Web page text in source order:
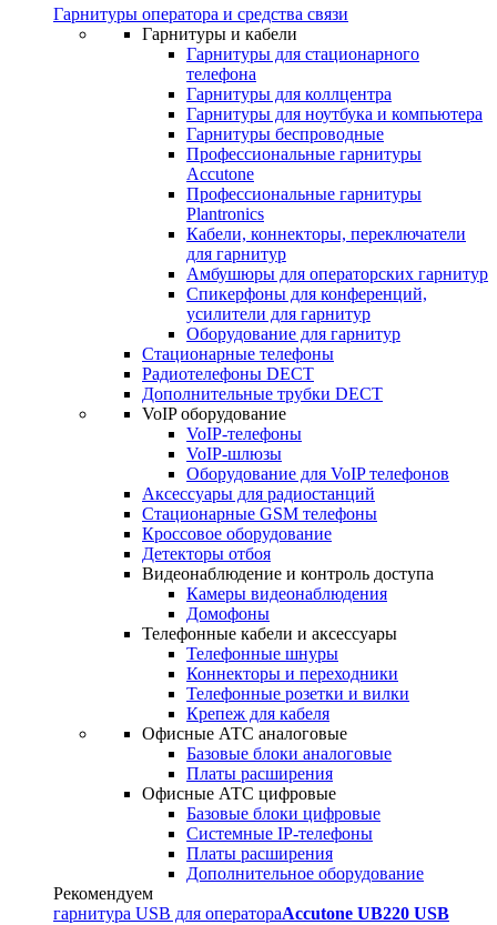
Гарнитуры оператора и средства связи
Гарнитуры и кабели
Гарнитуры для стационарного
телефона
Гарнитуры для коллцентра
Гарнитуры для ноутбука и компьютера
Гарнитуры беспроводные
Профессиональные гарнитуры
Accutone
Профессиональные гарнитуры
Plantronics
Кабели, коннекторы, переключатели
для гарнитур
Амбушюры для операторских гарнитур
Cпикерфоны для конференций,
усилители для гарнитур
Оборудование для гарнитур
Стационарные телефоны
Радиотелефоны DECT
Дополнительные трубки DECT
VoIP оборудование
VoIP-телефоны
VoIP-шлюзы
Оборудование для VoIP телефонов
Аксессуары для радиостанций
Стационарные GSM телефоны
Кроссовое оборудование
Детекторы отбоя
Видеонаблюдение и контроль доступа
Камеры видеонаблюдения
Домофоны
Телефонные кабели и аксессуары
Телефонные шнуры
Коннекторы и переходники
Телефонные розетки и вилки
Крепеж для кабеля
Офисные АТС аналоговые
Базовые блоки аналоговые
Платы расширения
Офисные АТС цифровые
Базовые блоки цифровые
Системные IP-телефоны
Платы расширения
Дополнительное оборудование
Рекомендуем
гарнитура USB для оператораAccutone UB220 USB